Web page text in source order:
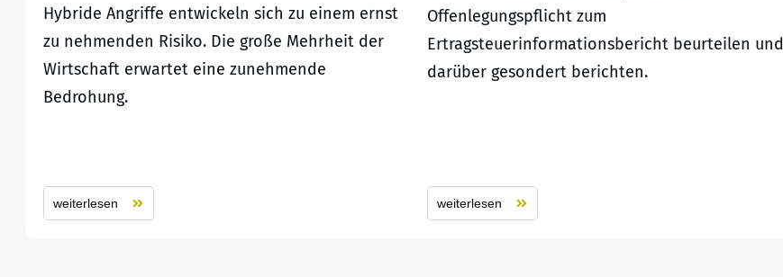
Hybride Angriffe entwickeln sich zu einem ernst
zu nehmenden Risiko. Die große Mehrheit der
Wirtschaft erwartet eine zunehmende
Bedrohung.
weiterlesen
Offenlegungspflicht zum
Ertragsteuerinformationsbericht beurteilen und
darüber gesondert berichten.
weiterlesen